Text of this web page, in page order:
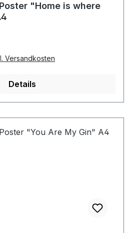
"Home is where
Versandkosten
Details